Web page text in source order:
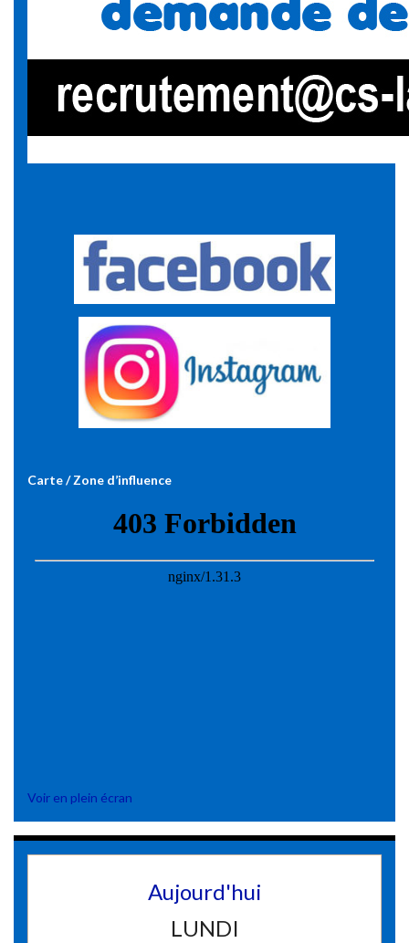
Carte / Zone d’influence
Voir en plein écran
Aujourd'hui
LUNDI